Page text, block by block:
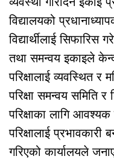
विद्यालयको
विद्यार्थीलाई सिफारिस
तथा समन्वय इकाइले
परिक्षालाई व्यवस्थित र
परिक्षा समन्वय समिति
परिक्षाका लागि
परिक्षालाई
गरिएको कार्यालयले